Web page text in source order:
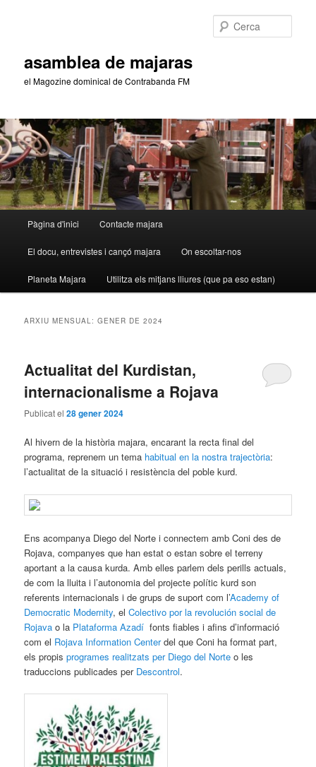
asamblea de majaras
el Magozine dominical de Contrabanda FM
principal
Pàgina d'inici Contacte majara
El docu, entrevistes i cançó majara On escoltar-nos
Planeta Majara Utilitza els mitjans lliures (que pa eso estan)
ARXIU MENSUAL:GENER DE 2024
Actualitat del Kurdistan,
internacionalisme a Rojava
Publicat el28 gener 2024
Al hivern de la història majara, encarant la recta final del
programa, reprenem un tema habitual en la nostra trajectòria:
l’actualitat de la situació i resistència del poble kurd.
Ens acompanya Diego del Norte i connectem amb Coni des de
Rojava, companyes que han estat o estan sobre el terreny
aportant a la causa kurda. Amb elles parlem dels perills actuals,
de com la lluita i l’autonomia del projecte polític kurd son
referents internacionals i de grups de suport com l’Academy of
Democratic Modernity, elColectivo por la revolución social de
Rojava o la Plataforma Azadí fonts fiables i afins d’informació
com el Rojava Information Centerdel que Coni ha format part,
els propisprogrames realitzats per Diego del Norteo les
traduccions publicades per Descontrol.